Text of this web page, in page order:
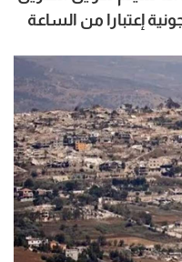
إعتبارا من الساعة